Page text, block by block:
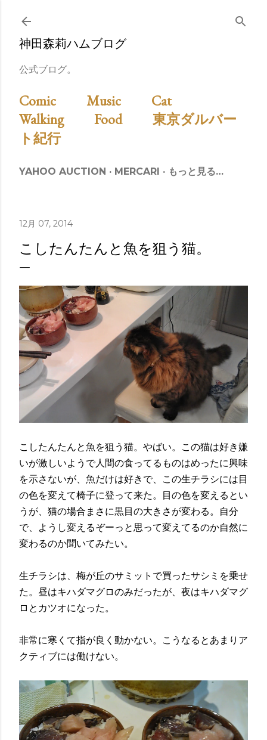
スキップしてメイン コンテンツに移動
神田森莉ハムブログ
公式ブログ。
Comic Music
Cat
Walking
Food
東京ダルバー
ト紀行
YAHOO AUCTION MERCARI もっと見る…
12月 07, 2014
こしたんたんと魚を狙う猫。
こしたんたんと魚を狙う猫。やばい。この猫は好き嫌
いが激しいようで人間の食ってるものはめったに興味
を示さないが、魚だけは好きで、この生チラシには目
の色を変えて椅子に登って来た。目の色を変えるとい
うが、猫の場合まさに黒目の大きさが変わる。自分
で、ようし変えるぞーっと思って変えてるのか自然に
変わるのか聞いてみたい。
生チラシは、梅が丘のサミットで買ったサシミを乗せ
た。昼はキハダマグロのみだったが、夜はキハダマグ
ロとカツオになった。
非常に寒くて指が良く動かない。こうなるとあまりア
クティブには働けない。